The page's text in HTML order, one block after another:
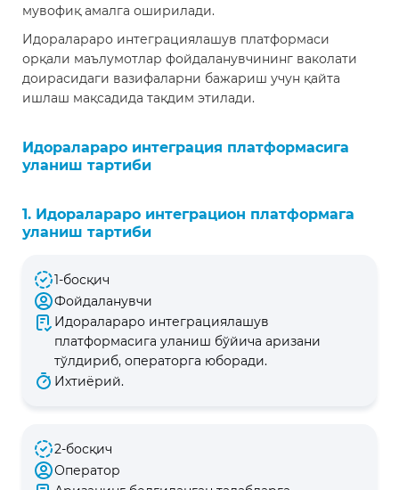
мувофиқ амалга оширилади.
Идоралараро интеграциялашув платформаси
орқали маълумотлар фойдаланувчининг ваколати
доирасидаги вазифаларни бажариш учун қайта
ишлаш мақсадида тақдим этилади.
Идоралараро интеграция платформасига
уланиш тартиби
1. Идоралараро интеграцион платформага
уланиш тартиби
1-босқич
Фойдаланувчи
Идоралараро интеграциялашув
платформасига уланиш бўйича аризани
тўлдириб, операторга юборади.
Ихтиёрий.
2-босқич
Оператор